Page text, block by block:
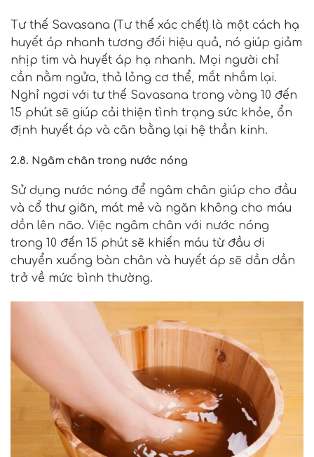
Tư thế Savasana (Tư thế xác chết) là một cách hạ
huyết áp nhanh tương đối hiệu quả, nó giúp giảm
nhịp tim và huyết áp hạ nhanh. Mọi người chỉ
cần nằm ngửa, thả lỏng cơ thể, mắt nhắm lại.
Nghỉ ngơi với tư thế Savasana trong vòng 10 đến
15 phút sẽ giúp cải thiện tình trạng sức khỏe, ổn
định huyết áp và cân bằng lại hệ thần kinh.
2.8. Ngâm chân trong nước nóng
Sử dụng nước nóng để ngâm chân giúp cho đầu
và cổ thư giãn, mát mẻ và ngăn không cho máu
dồn lên não. Việc ngâm chân với nước nóng
trong 10 đến 15 phút sẽ khiến máu từ đầu di
chuyển xuống bàn chân và huyết áp sẽ dần dần
trở về mức bình thường.